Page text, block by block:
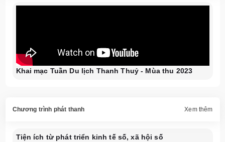
Khai mạc Tuần Du lịch Thanh Thuỷ - Mùa thu 2023
Chương trình phát thanh Xem thêm
Tiện ích từ phát triển kinh tế số, xã hội số